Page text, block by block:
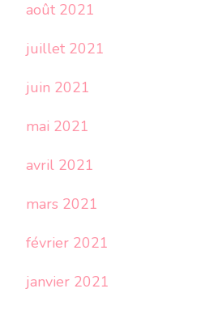
août 2021
juillet 2021
juin 2021
mai 2021
avril 2021
mars 2021
février 2021
janvier 2021